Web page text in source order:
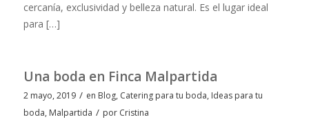
cercanía, exclusividad y belleza natural. Es el lugar ideal
para […]
Una boda en Finca Malpartida
2 mayo, 2019 / en Blog, Catering para tu boda, Ideas para tu
boda, Malpartida / por Cristina